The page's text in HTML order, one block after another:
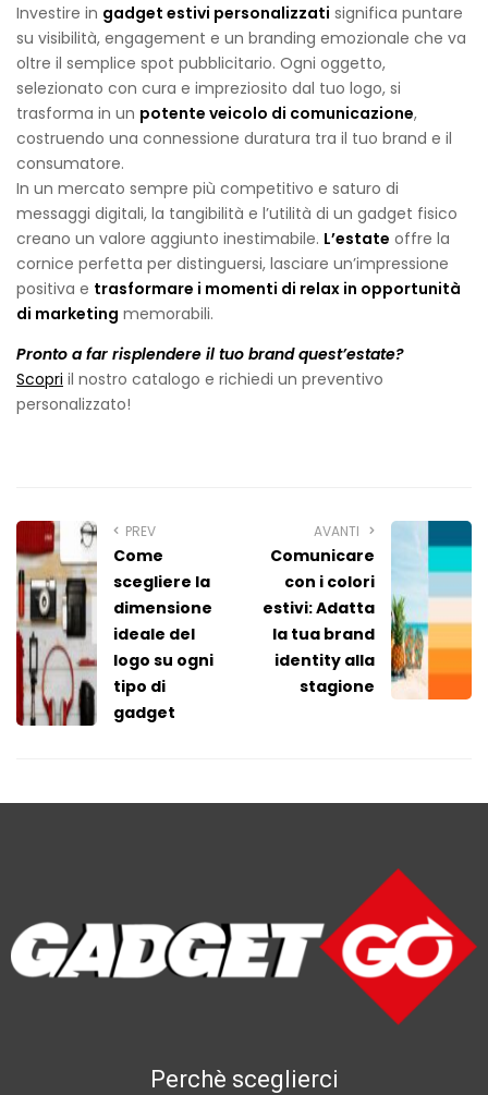
Investire in gadget estivi personalizzati significa puntare
su visibilità, engagement e un branding emozionale che va
oltre il semplice spot pubblicitario. Ogni oggetto,
selezionato con cura e impreziosito dal tuo logo, si
trasforma in un potente veicolo di comunicazione,
costruendo una connessione duratura tra il tuo brand e il
consumatore.
In un mercato sempre più competitivo e saturo di
messaggi digitali, la tangibilità e l’utilità di un gadget fisico
creano un valore aggiunto inestimabile. L’estate offre la
cornice perfetta per distinguersi, lasciare un’impressione
positiva e trasformare i momenti di relax in opportunità
di marketing memorabili.
Pronto a far risplendere il tuo brand quest’estate?
Scopri il nostro catalogo e richiedi un preventivo
personalizzato!
PREV
Come
scegliere la
dimensione
ideale del
logo su ogni
tipo di
gadget
AVANTI
Comunicare
con i colori
estivi: Adatta
la tua brand
identity alla
stagione
Perchè sceglierci